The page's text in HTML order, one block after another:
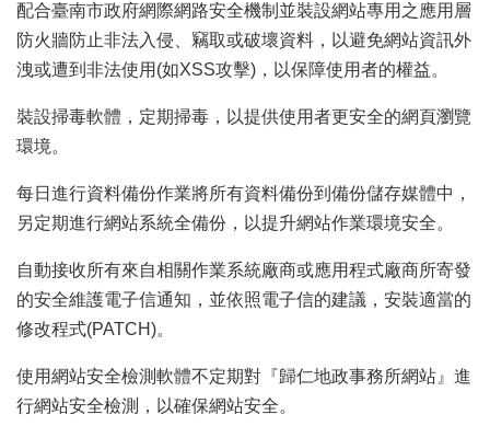
配合臺南市政府網際網路安全機制並裝設網站專用之應用層
防火牆防止非法入侵、竊取或破壞資料，以避免網站資訊外
洩或遭到非法使用(如XSS攻擊)，以保障使用者的權益。
裝設掃毒軟體，定期掃毒，以提供使用者更安全的網頁瀏覽
環境。
每日進行資料備份作業將所有資料備份到備份儲存媒體中，
另定期進行網站系統全備份，以提升網站作業環境安全。
自動接收所有來自相關作業系統廠商或應用程式廠商所寄發
的安全維護電子信通知，並依照電子信的建議，安裝適當的
修改程式(PATCH)。
使用網站安全檢測軟體不定期對『歸仁地政事務所網站』進
行網站安全檢測，以確保網站安全。